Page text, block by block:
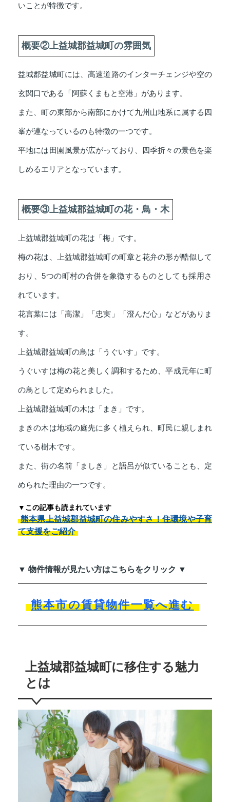
いことが特徴です。
概要②上益城郡益城町の雰囲気
益城郡益城町には、高速道路のインターチェンジや空の
玄関口である「阿蘇くまもと空港」があります。
また、町の東部から南部にかけて九州山地系に属する四
峯が連なっているのも特徴の一つです。
平地には田園風景が広がっており、四季折々の景色を楽
しめるエリアとなっています。
概要③上益城郡益城町の花・鳥・木
上益城郡益城町の花は「梅」です。
梅の花は、上益城郡益城町の町章と花弁の形が酷似して
おり、5つの町村の合併を象徴するものとしても採用さ
れています。
花言葉には「高潔」「忠実」「澄んだ心」などがありま
す。
上益城郡益城町の鳥は「うぐいす」です。
うぐいすは梅の花と美しく調和するため、平成元年に町
の鳥として定められました。
上益城郡益城町の木は「まき」です。
まきの木は地域の庭先に多く植えられ、町民に親しまれ
ている樹木です。
また、街の名前「ましき」と語呂が似ていることも、定
められた理由の一つです。
▼この記事も読まれています
熊本県上益城郡益城町の住みやすさ！住環境や子育
て支援をご紹介
▼ 物件情報が見たい方はこちらをクリック ▼
熊本市の賃貸物件一覧へ進む
上益城郡益城町に移住する魅力
とは